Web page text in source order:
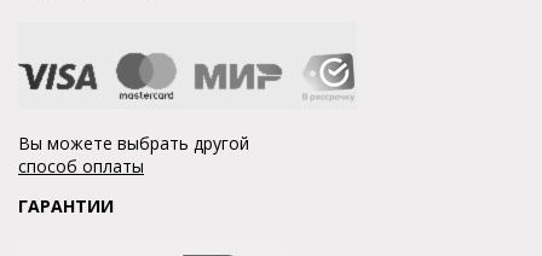
Вы можете выбрать другой
способ оплаты
ГАРАНТИИ